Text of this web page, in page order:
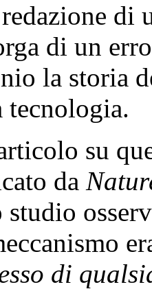
di
di un
la storia
tecnologia.
su
da
studio
di